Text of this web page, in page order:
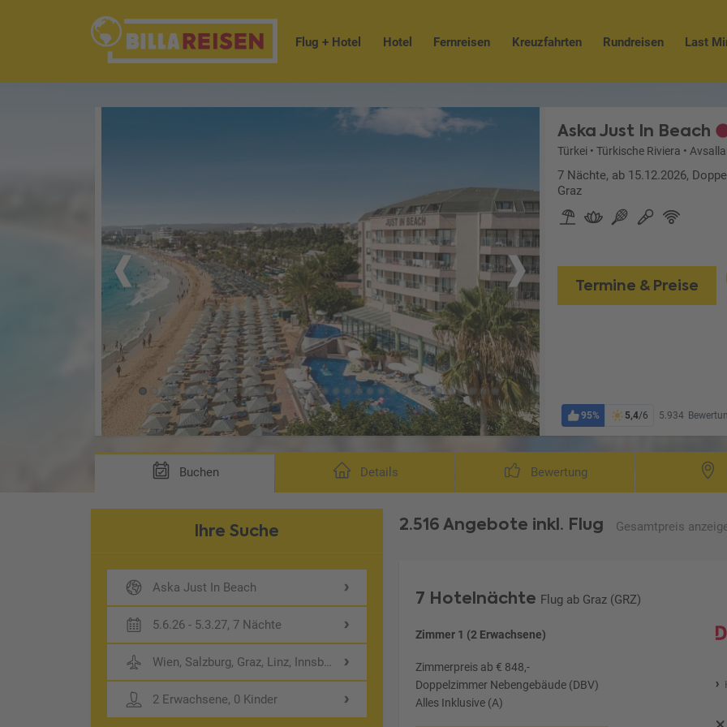
Flug + Hotel Hotel Fernreisen Kreuzfahrten Rundreisen Last
Wohnbeispiel Doppelzimmer
Aska Just In Beach
Türkei • Türkische Riviera •
7 Nächte, ab 15.12.2026,
Graz
Termine & Preise
95% 5,4/6 5.934
Buchen Details Bewertung
Ihre Suche
Aska Just In Beach
5.6.26 - 5.3.27, 7 Nächte
Wien, Salzburg, Graz, Linz, Innsbruck
2 Erwachsene, 0 Kinder
2.516 Angebote inkl. Flug Gesamtpreis
7 Hotelnächte Flug ab Graz (GRZ)
Zimmer 1 (2 Erwachsene)
Zimmerpreis ab € 848,-
Doppelzimmer Nebengebäude (DBV)
Alles Inklusive (A)